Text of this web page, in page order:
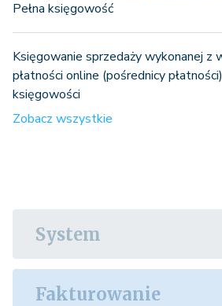
Pełna księgowość
Księgowanie sprzedaży wykonanej z
płatności online (pośrednicy
księgowości
Zobacz wszystkie
System
Fakturowanie